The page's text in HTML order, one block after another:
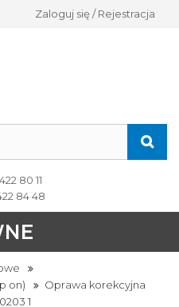
Zaloguj się / Rejestracja
80 11
84 48
on)
Oprawa korekcyjna
1